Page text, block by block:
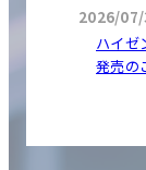
2026/
ハイゼ
発売の